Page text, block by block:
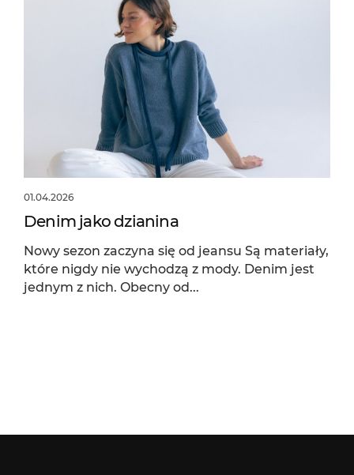
01.04.2026
Denim jako dzianina
Nowy sezon zaczyna się od jeansu Są materiały,
które nigdy nie wychodzą z mody. Denim jest
jednym z nich. Obecny od...